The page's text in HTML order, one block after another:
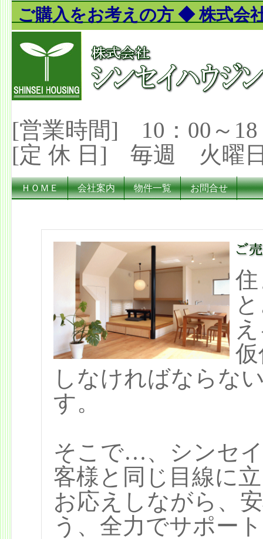
ご購入をお考えの方 ◆ 株式会
[営業時間] 10：00～18
[定 休 日] 毎週 火曜
ＨＯＭＥ 会社案内 物件一覧 お問合せ
しなければならな
す。
そこで…、シンセ
客様と同じ目線に
お応えしながら、
う、全力でサポー